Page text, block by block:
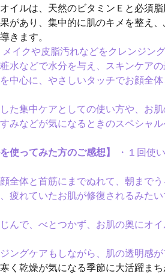
イルは、天然のビタミンＥと必須
があり、集中的に肌のキメを整え
導きます。
イクや皮脂汚れなどをクレンジン
水などで水分を与え、スキンケア
中心に、やさしいタッチでお顔全
た集中ケアとしての使い方や、お
みなどが気になるときのスペシャ
使ってみた方のご感想】
・１回使
全体と首筋にまでぬれて、朝まで
疲れていたお肌が修復されるみた
んで、べとつかず、お肌の奥にオ
ングケアもしながら、肌の透明感が
く乾燥が気になる季節に大活躍ま